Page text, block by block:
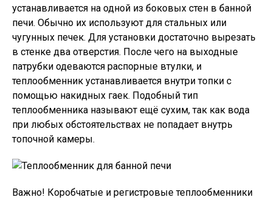
устанавливается на одной из боковых стен в банной
печи. Обычно их используют для стальных или
чугунных печек. Для установки достаточно вырезать
в стенке два отверстия. После чего на выходные
патрубки одеваются распорные втулки, и
теплообменник устанавливается внутри топки с
помощью накидных гаек. Подобный тип
теплообменника называют ещё сухим, так как вода
при любых обстоятельствах не попадает внутрь
топочной камеры.
Важно! Коробчатые и регистровые теплообменники